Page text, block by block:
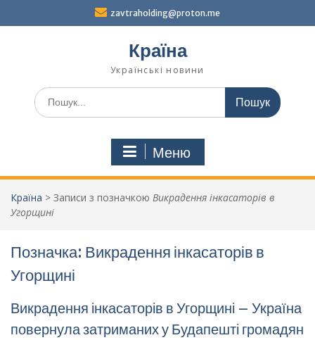
zavtraholding@proton.me
Країна
Українські новини
Шукати:
Меню
Країна > Записи з позначкою Викрадення інкасаторів в
Угорщині
Позначка: Викрадення інкасаторів в
Угорщині
Викрадення інкасаторів в Угорщині – Україна
повернула затриманих у Будапешті громадян